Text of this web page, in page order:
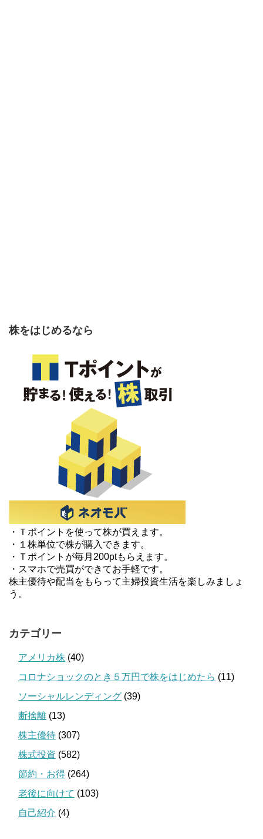
株をはじめるなら
・Ｔポイントを使って株が買えます。
・１株単位で株が購入できます。
・Ｔポイントが毎月200ptもらえます。
・スマホで売買ができてお手軽です。
株主優待や配当をもらって主婦投資生活を楽しみましょ
う。
カテゴリー
アメリカ株 (40)
コロナショックのとき５万円で株をはじめたら (11)
ソーシャルレンディング (39)
断捨離 (13)
株主優待 (307)
株式投資 (582)
節約・お得 (264)
老後に向けて (103)
自己紹介 (4)